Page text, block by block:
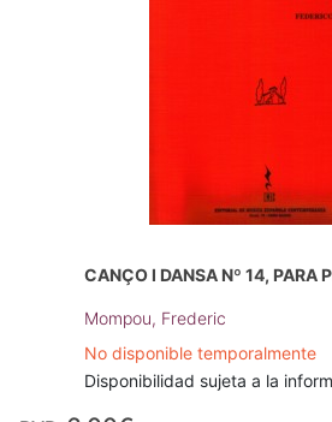
CANÇO I DANSA Nº 14, PARA
Mompou, Frederic
No disponible temporalmente
Disponibilidad sujeta a la